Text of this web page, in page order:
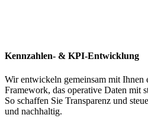
Kennzahlen- & KPI-Entwicklung
Wir entwickeln gemeinsam mit Ihnen
Framework, das operative Daten mit
So schaffen Sie Transparenz und
und nachhaltig.